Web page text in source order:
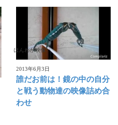
ほんわか映像
2013年6月3日
誰だお前は！鏡の中の自分
と戦う動物達の映像詰め合
わせ